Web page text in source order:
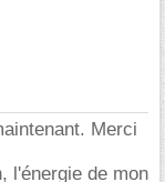
Merci
l'énergie de mon